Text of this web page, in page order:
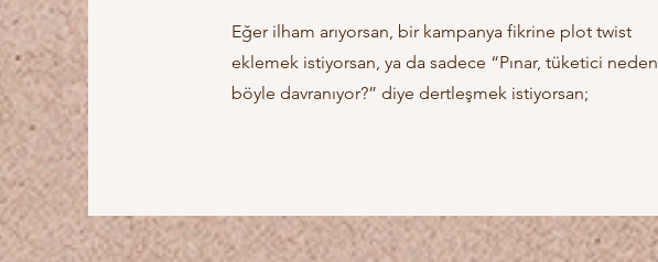
Eğer ilham arıyorsan, bir kampanya fikrine plot twist
eklemek istiyorsan, ya da sadece “Pınar, tüketici neden
böyle davranıyor?” diye dertleşmek istiyorsan;